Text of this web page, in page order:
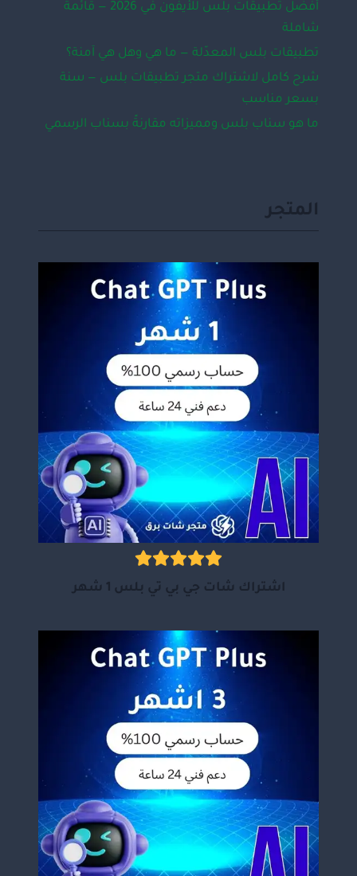
أفضل تطبيقات بلس للأيفون في 2026 — قائمة
شاملة
تطبيقات بلس المعدّلة — ما هي وهل هي آمنة؟
شرح كامل لاشتراك متجر تطبيقات بلس — سنة
بسعر مناسب
ما هو سناب بلس ومميزاته مقارنةً بسناب الرسمي
المتجر
اشتراك شات جي بي تي بلس 1 شهر